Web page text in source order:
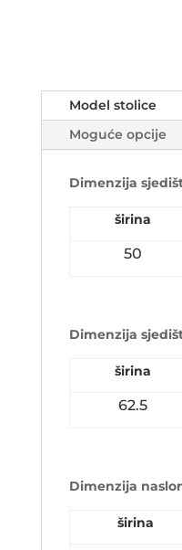
Model stolice
Moguće opcije
Dimenzija
širina
50
Dimenzija
širina
62.5
Dimenzija
širina